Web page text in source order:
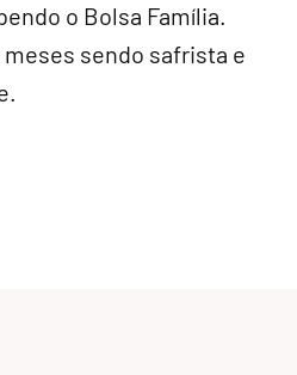
o Bolsa Família.
sendo safrista e